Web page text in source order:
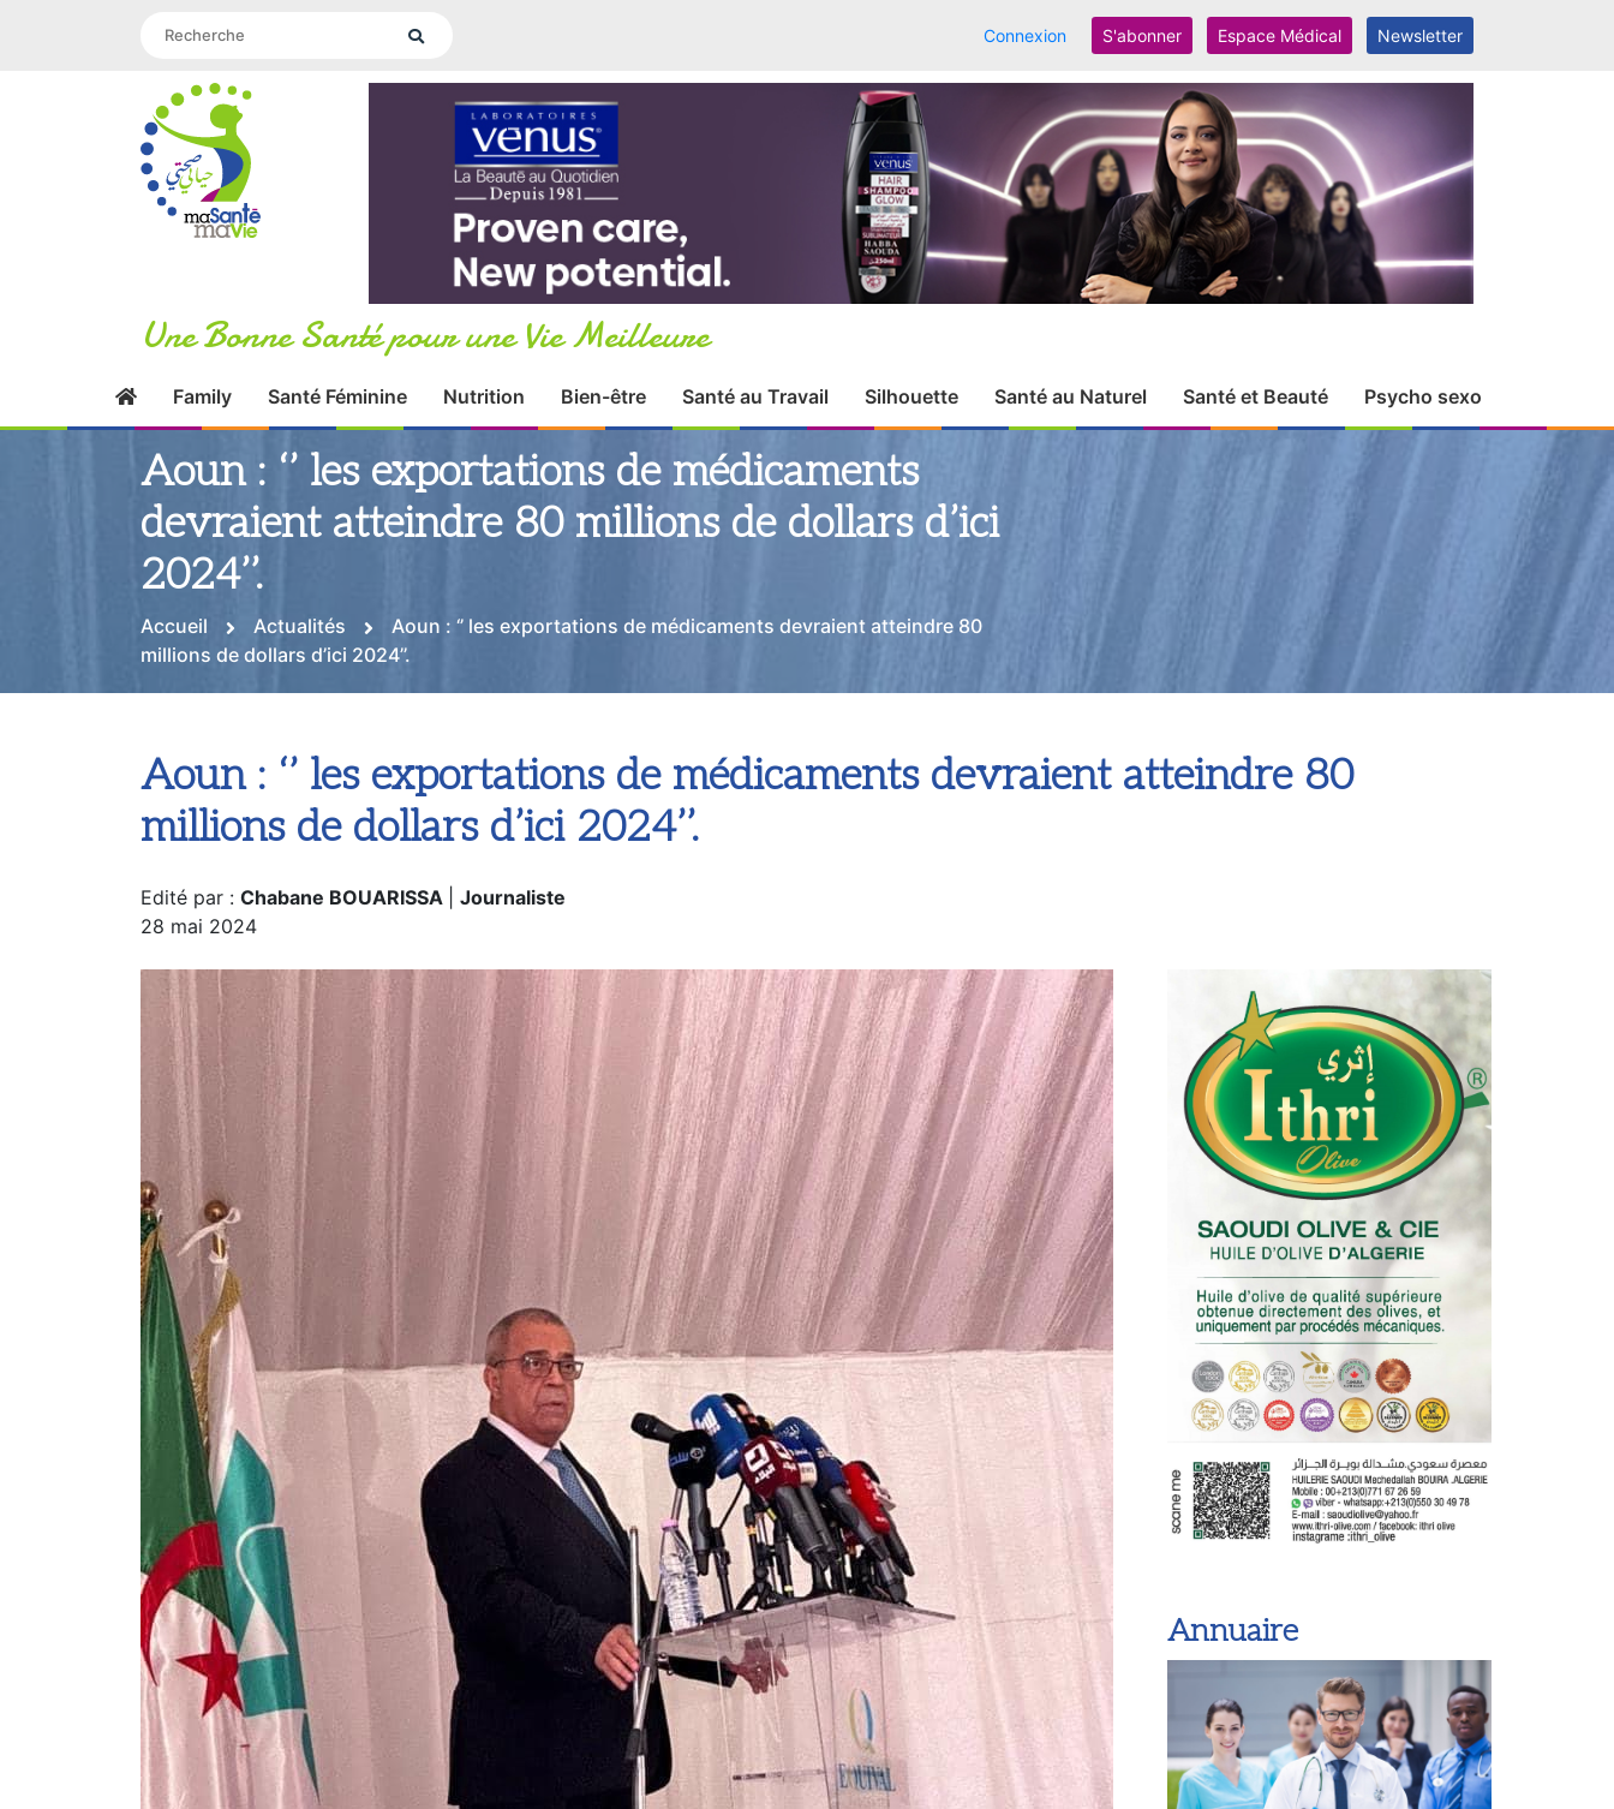
Connexion S'abonner Espace Médical Newsletter
Une Bonne Santé pour une Vie Meilleure
Family Santé Féminine Nutrition Bien-être Santé au Travail Silhouette Santé au Naturel Santé et Beauté Psycho sexo
Aoun : ‘’ les exportations de médicaments
devraient atteindre 80 millions de dollars d’ici
2024’’.
Accueil Actualités
Aoun : ‘’ les exportations de médicaments devraient atteindre 80
millions de dollars d’ici 2024’’.
Aoun : ‘’ les exportations de médicaments devraient atteindre 80
millions de dollars d’ici 2024’’.
Edité par : Chabane BOUARISSA
Journaliste
28 mai 2024
Annuaire